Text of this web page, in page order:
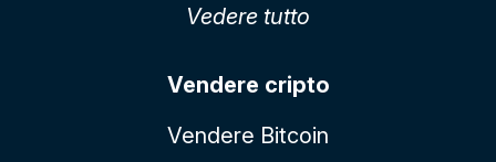
Vedere tutto
Vendere cripto
Vendere Bitcoin